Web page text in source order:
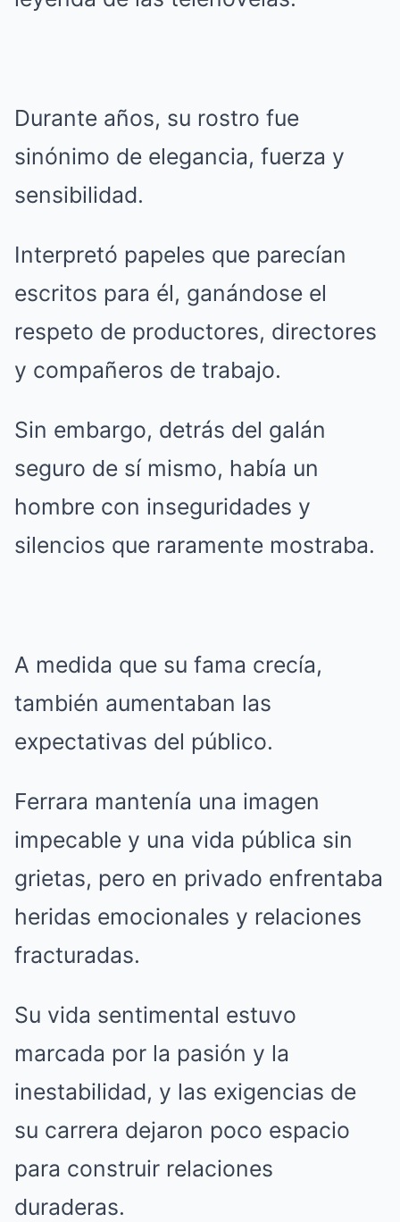
Durante años, su rostro fue
sinónimo de elegancia, fuerza y
sensibilidad.
Interpretó papeles que parecían
escritos para él, ganándose el
respeto de productores, directores
y compañeros de trabajo.
Sin embargo, detrás del galán
seguro de sí mismo, había un
hombre con inseguridades y
silencios que raramente mostraba.
A medida que su fama crecía,
también aumentaban las
expectativas del público.
Ferrara mantenía una imagen
impecable y una vida pública sin
grietas, pero en privado enfrentaba
heridas emocionales y relaciones
fracturadas.
Su vida sentimental estuvo
marcada por la pasión y la
inestabilidad, y las exigencias de
su carrera dejaron poco espacio
para construir relaciones
duraderas.